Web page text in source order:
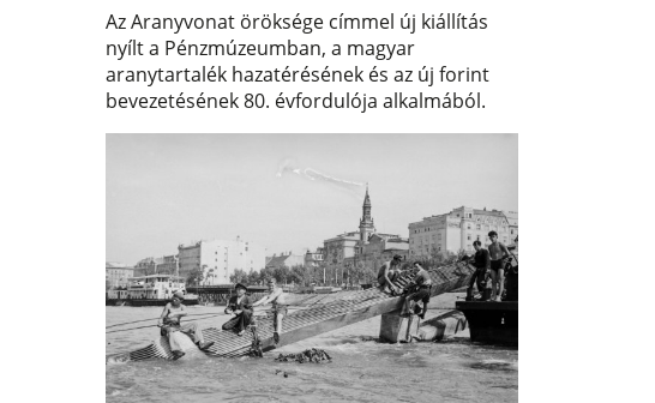
Az Aranyvonat öröksége címmel új kiállítás
nyílt a Pénzmúzeumban, a magyar
aranytartalék hazatérésének és az új forint
bevezetésének 80. évfordulója alkalmából.